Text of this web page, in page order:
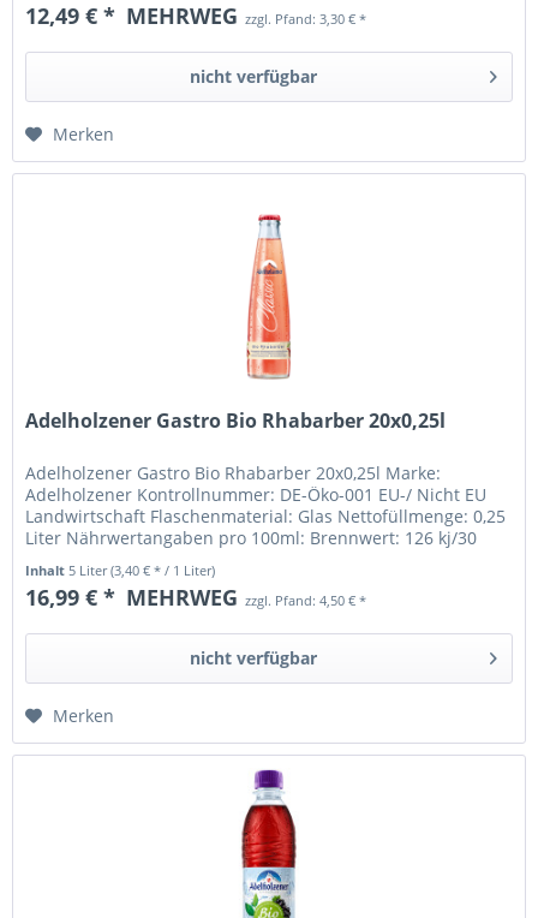
12,49 € * MEHRWEG zzgl. Pfand: 3,30 € *
nicht verfügbar
Merken
Adelholzener Gastro Bio Rhabarber 20x0,25l
Adelholzener Gastro Bio Rhabarber 20x0,25l Marke:
Adelholzener Kontrollnummer: DE-Öko-001 EU-/ Nicht EU
Landwirtschaft Flaschenmaterial: Glas Nettofüllmenge: 0,25
Liter Nährwertangaben pro 100ml: Brennwert: 126 kj/30
Inhalt 5 Liter(3,40 € * / 1 Liter)
16,99 € * MEHRWEG zzgl. Pfand: 4,50 € *
nicht verfügbar
Merken